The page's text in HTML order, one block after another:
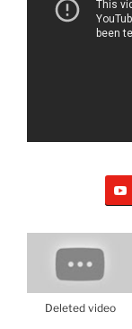
Deleted video